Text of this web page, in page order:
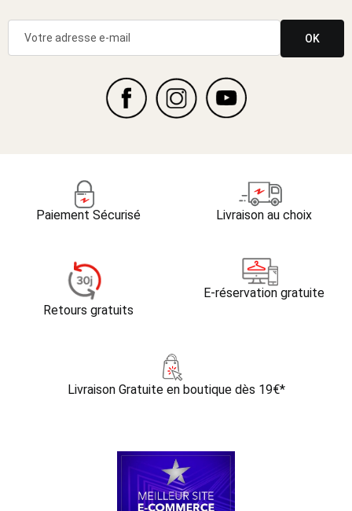
OK
Paiement Sécurisé Livraison au choix
Retours gratuits
E-réservation gratuite
Livraison Gratuite en boutique dès 19€*